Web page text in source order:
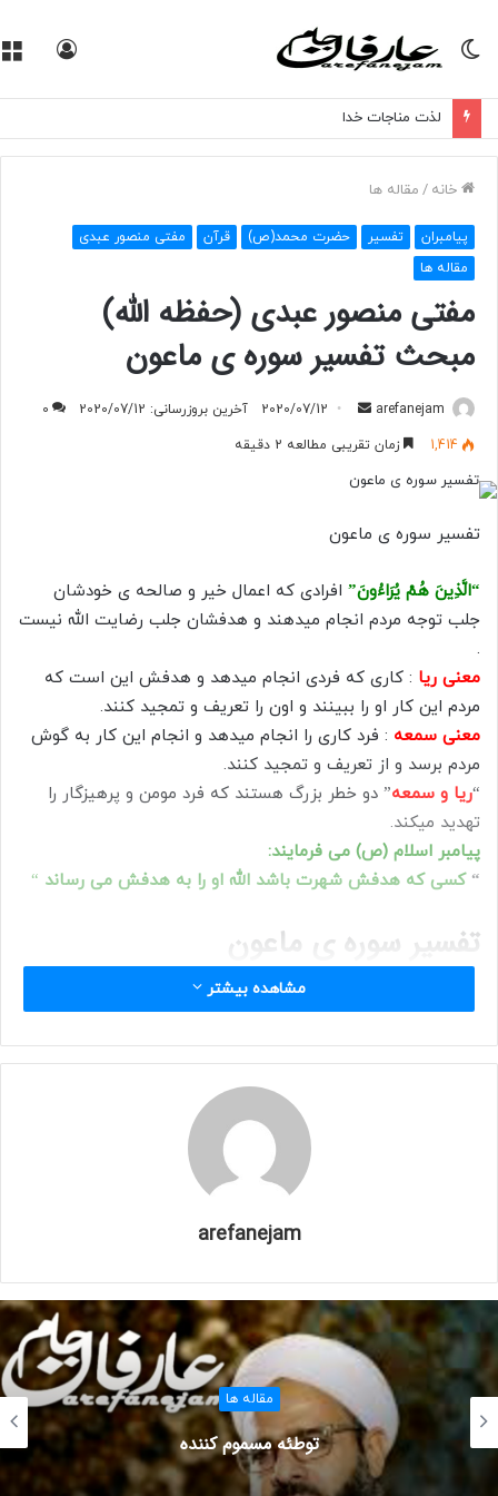
تغییر
لذت مناجات خدا
خانه / مقاله ها
پیامبران تفسیر حضرت محمد(ص) قرآن
مفتی منصور عبدی
مقاله ها
مفتی منصور عبدی (حفظه الله)
مبحث تفسیر سوره ی ماعون
arefanejam
ا
ب
ا
ی
ی
ل
2020/07/12 آخرین بروزرسانی: 2020/07/12
0
1,414
زمان تقریبی مطالعه 2 دقیقه
تفسیر سوره ی ماعون
“الَّذِينَ هُمْ يُرَاءُونَ” افرادی که اعمال خیر و صالحه ی خودشان
جلب توجه مردم انجام میدهند و هدفشان جلب رضایت الله نیست
.
معنی ریا : کاری که فردی انجام میدهد و هدفش این است که
مردم این کار او را ببینند و اون را تعریف و تمجید کنند.
معنی سمعه : فرد کاری را انجام میدهد و انجام این کار به گوش
مردم برسد و از تعریف و تمجید کنند.
“ریا و سمعه” دو خطر بزرگ هستند که فرد مومن و پرهیزگار را
تهدید میکند.
پیامبر اسلام (ص) می فرمایند:
“ کسی که هدفش شهرت باشد الله او را به هدفش می رساند “
تفسیر سوره ی ماعون
نکته ی مهم : ریا و سمعه از نشانه ی انسان منافق هستند.
” وَإِذَا قَامُوا إِلَى الصَّلَاةِ قَامُوا كُسَالَىٰ يُراؤُنَ النَّاسَ”
یکی از علامتهای منافقین این است که وقتی برای نماز آماده می
شوند با تنبلی و کسالت نماز میخوانند و زمانی که نماز را در بین
مردم و در جماعت می خوانند برای ریا هست و هدفشان این است
که مردم ببینند و قصد خودنمایی دارند.
مطالعه ی مقاله های زیر توصیه میشود:
عقد اخوت و برادری میان مهاجرین و انصار|یهود از دیدگاه قرآن|
اوصاف یهود از منظر خدا و قرآن
رفتار پیامبر نسبت به قوم یهود
“وَلَا يُنْفِقُونَ إِلَّا وَهُمْ كَارِهُونَ”
انسان ریاکار انفاق نمی کند و دست مستمندان را نمی گیرد، مگر
اینکه مجبور باشد و یا اینکه در جمعی باشد و برای خودنمایی
انفاق میکند.
مشاهده بیشتر
arefanejam
مقاله ها
توطئه مسموم کننده